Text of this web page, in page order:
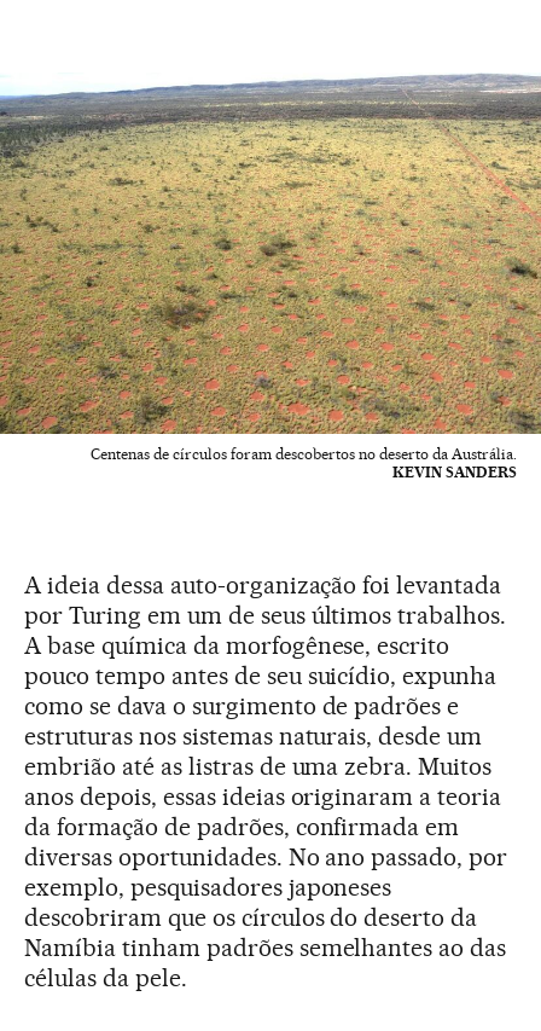
Centenas de círculos foram descobertos no deserto da Austrália.
KEVIN SANDERS
A ideia dessa auto-organização foi levantada
por Turing em um de seus últimos trabalhos.
A base química da morfogênese, escrito
pouco tempo antes de seu suicídio, expunha
como se dava o surgimento de padrões e
estruturas nos sistemas naturais, desde um
embrião até as listras de uma zebra. Muitos
anos depois, essas ideias originaram a teoria
da formação de padrões, confirmada em
diversas oportunidades. No ano passado, por
exemplo, pesquisadores japoneses
descobriram que os círculos do deserto da
Namíbia tinham padrões semelhantes ao das
células da pele.